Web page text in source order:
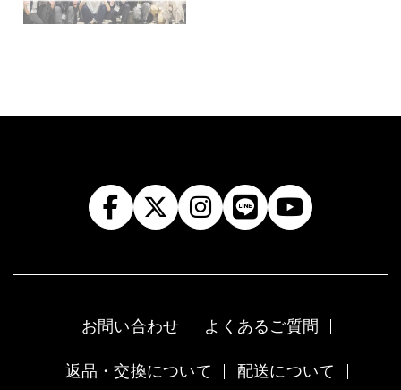
お問い合わせ よくあるご質問
返品・交換について 配送について